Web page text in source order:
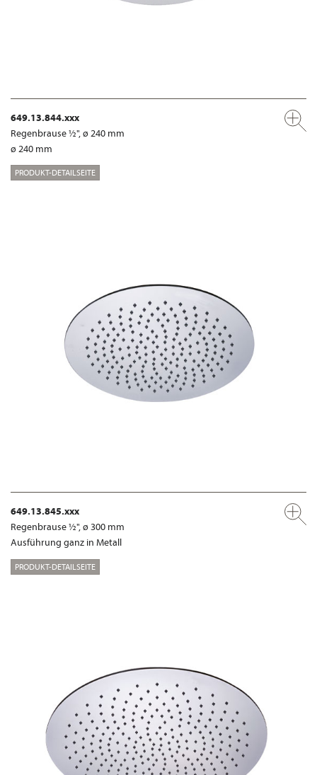
649.13.844.xxx
Regenbrause ½", ø 240 mm
ø 240 mm
PRODUKT-DETAILSEITE
649.13.845.xxx
Regenbrause ½", ø 300 mm
Ausführung ganz in Metall
PRODUKT-DETAILSEITE